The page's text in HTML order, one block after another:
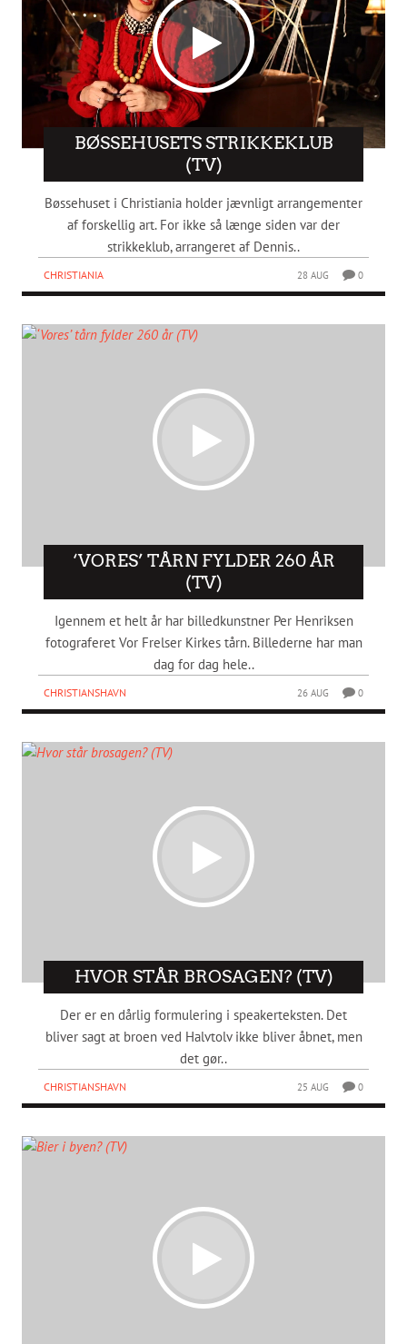
BØSSEHUSETS STRIKKEKLUB
(TV)
Bøssehuset i Christiania holder jævnligt arrangementer
af forskellig art. For ikke så længe siden var der
strikkeklub, arrangeret af Dennis..
CHRISTIANIA 28 AUG 0
‘VORES’ TÅRN FYLDER 260 ÅR
(TV)
Igennem et helt år har billedkunstner Per Henriksen
fotograferet Vor Frelser Kirkes tårn. Billederne har man
dag for dag hele..
CHRISTIANSHAVN 26 AUG 0
HVOR STÅR BROSAGEN? (TV)
Der er en dårlig formulering i speakerteksten. Det
bliver sagt at broen ved Halvtolv ikke bliver åbnet, men
det gør..
CHRISTIANSHAVN 25 AUG 0